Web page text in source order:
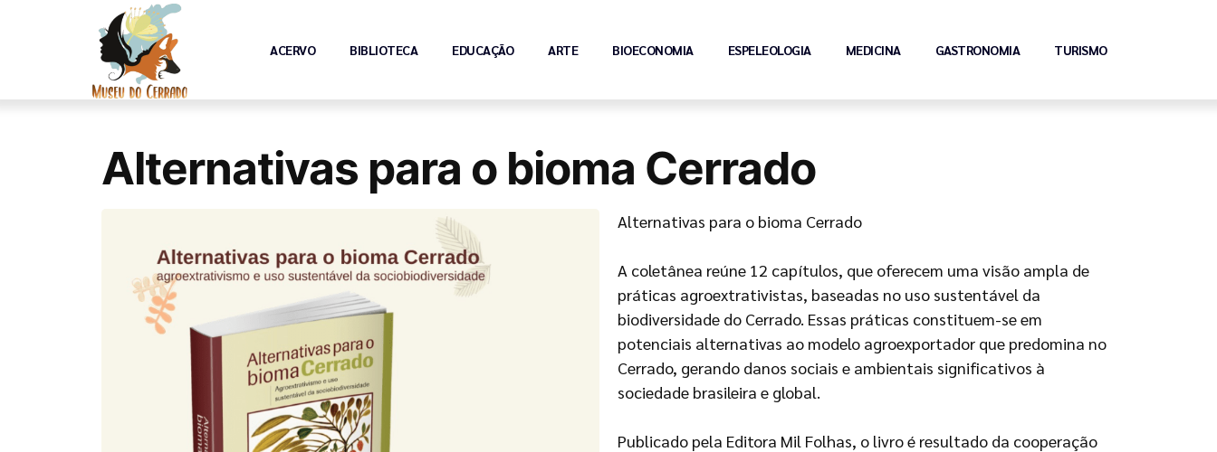
ACERVO BIBLIOTECA EDUCAÇÃO ARTE BIOECONOMIA ESPELEOLOGIA MEDICINA GASTRONOMIA TURISMO
Alternativas para o bioma Cerrado
Alternativas para o bioma Cerrado
A coletânea reúne 12 capítulos, que oferecem uma visão ampla de
práticas agroextrativistas, baseadas no uso sustentável da
biodiversidade do Cerrado. Essas práticas constituem-se em
potenciais alternativas ao modelo agroexportador que predomina no
Cerrado, gerando danos sociais e ambientais significativos à
sociedade brasileira e global.
Publicado pela Editora Mil Folhas, o livro é resultado da cooperação